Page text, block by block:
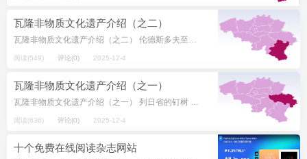
瓦隆非物质文化遗产介绍（之二）
瓦隆非物质文化遗产介绍（之二） 伦德斯多夫至圣于贝尔的朝圣游行 卢森堡省[1]在比利时的位置 社会习俗、仪式和节庆活动—— 伦德斯多夫至圣于贝尔的朝圣游行 Heilige Maria，Mu...
阅读(549) 评论(0) 2025-12-4
瓦隆非物质文化遗产介绍（之一）
瓦隆非物质文化遗产介绍（之一） 列日省的钉树 我们是谁？ 我的生命？它像幸福......这就是香槟产葡萄园主多姆·贝拉特接待我们的方式，表达了他从父亲那里继承的生意，并将这些传承给侄...
阅读(636) 评论(0) 2025-12-4
十个免费在线阅读杂志网站